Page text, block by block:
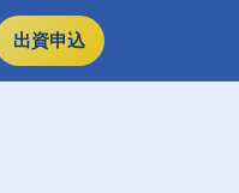
出資申込